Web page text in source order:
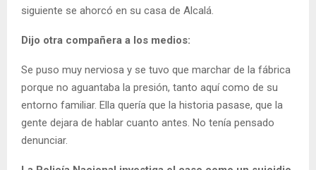
siguiente se ahorcó en su casa de Alcalá.
Dijo otra compañera a los medios:
Se puso muy nerviosa y se tuvo que marchar de la fábrica
porque no aguantaba la presión, tanto aquí como de su
entorno familiar. Ella quería que la historia pasase, que la
gente dejara de hablar cuanto antes. No tenía pensado
denunciar.